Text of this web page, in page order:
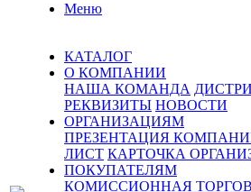
Меню
КАТАЛОГ
О КОМПАНИИ
НАША КОМАНДА
РЕКВИЗИТЫ НОВОСТИ
ОРГАНИЗАЦИЯМ
ПРЕЗЕНТАЦИЯ
ЛИСТ КАРТОЧКА
ПОКУПАТЕЛЯМ
КОМИССИОННАЯ